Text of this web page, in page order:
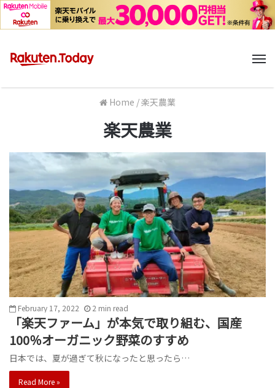
Home /楽天農業
楽天農業
February 17, 2022 2 min read
「楽天ファーム」が本気で取り組む、国産
100％オーガニック野菜のすすめ
日本では、夏が過ぎて秋になったと思ったら…
Read More »